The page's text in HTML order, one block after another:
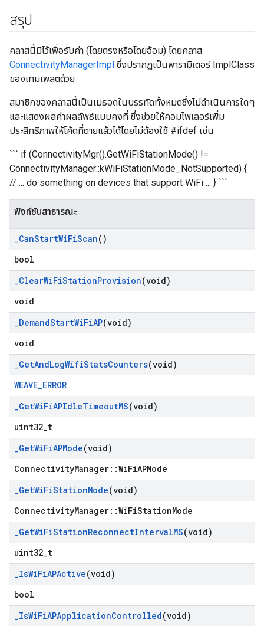
สรุป
คลาสนี้มีไว้เพื่อรับค่า (โดยตรงหรือโดยอ้อม) โดยคลาส
ConnectivityManagerImpl ซึ่งปรากฏเป็นพารามิเตอร์ ImplClass
ของเทมเพลตด้วย
สมาชิกของคลาสนี้เป็นเมธอดในบรรทัดทั้งหมดซึ่งไม่ดำเนินการใดๆ
และแสดงผลค่าผลลัพธ์แบบคงที่ ซึ่งช่วยให้คอมไพเลอร์เพิ่ม
ประสิทธิภาพให้โค้ดที่ตายแล้วได้โดยไม่ต้องใช้ #ifdef เช่น
``` if (ConnectivityMgr().GetWiFiStationMode() !=
ConnectivityManager::kWiFiStationMode_NotSupported) {
// ... do something on devices that support WiFi ... } ```
ฟังก์ชันสาธารณะ
_CanStartWiFiScan()
bool
_ClearWiFiStationProvision(void)
void
_DemandStartWiFiAP(void)
void
_GetAndLogWifiStatsCounters(void)
WEAVE_ERROR
_GetWiFiAPIdleTimeoutMS(void)
uint32_t
_GetWiFiAPMode(void)
ConnectivityManager::WiFiAPMode
_GetWiFiStationMode(void)
ConnectivityManager::WiFiStationMode
_GetWiFiStationReconnectIntervalMS(void)
uint32_t
_IsWiFiAPActive(void)
bool
_IsWiFiAPApplicationControlled(void)